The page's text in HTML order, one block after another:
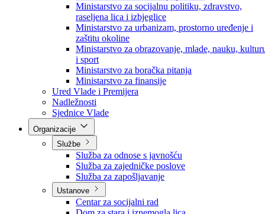
Ministarstvo za privredu
Ministarstvo za pravosuđe, upravu i radne odnose
Ministarstvo za unutrašnje poslove
Ministarstvo za socijalnu politiku, zdravstvo,
raseljena lica i izbjeglice
Ministarstvo za urbanizam, prostorno uređenje i
zaštitu okoline
Ministarstvo za obrazovanje, mlade, nauku,
i sport
Ministarstvo za boračka pitanja
Ministarstvo za finansije
Ured Vlade i Premijera
Nadležnosti
Sjednice Vlade
Službe
Služba za odnose s javnošću
Služba za zajedničke poslove
Služba za zapošljavanje